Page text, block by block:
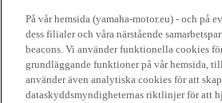
På vår hemsida (yamaha-motor.eu) - och på
dess filialer och våra närstående
beacons. Vi använder funktionella cookies
grundläggande funktioner på vår hemsida,
använder även analytiska cookies för att
dataskyddsmyndigheternas riktlinjer för att